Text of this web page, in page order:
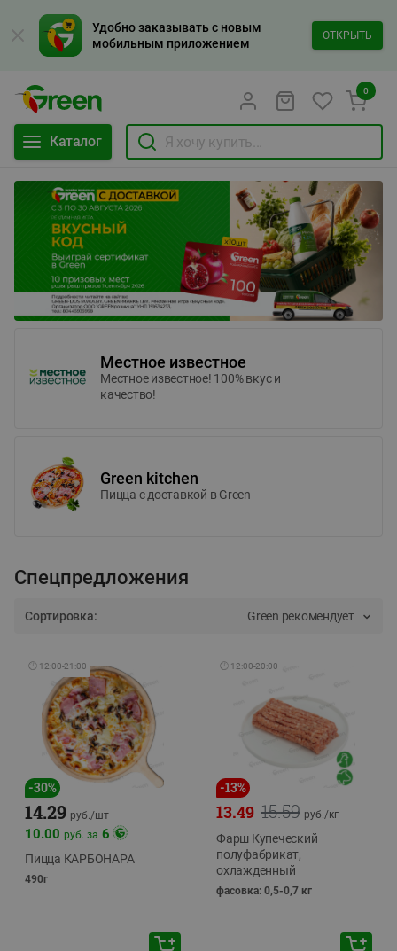
Удобно заказывать с новым
мобильным приложением
ОТКРЫТЬ
Каталог
0
Местное известное
Местное известное! 100% вкус и
качество!
Green kitchen
Пицца c доставкой в Green
Спецпредложения
Сортировка: Green рекомендует
🕘 12:00-21:00
-30%
14.29 руб./шт
10.00 руб. за 6
Пицца КАРБОНАРА
490г
🕘 12:00-20:00
-13%
15.59
13.49 руб./кг
Фарш Купеческий
полуфабрикат,
охлажденный
фасовка: 0,5-0,7 кг